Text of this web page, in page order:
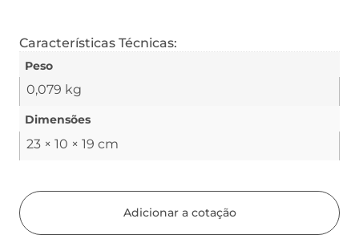
Características Técnicas:
Peso
0,079 kg
Dimensões
23 × 10 × 19 cm
Adicionar a cotação